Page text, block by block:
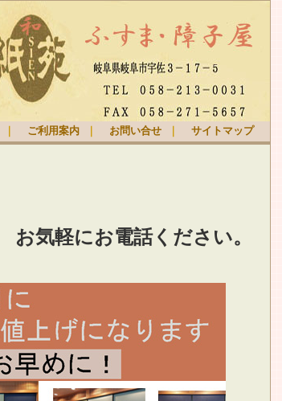
ご利用案内 お問い合せ サイトマップ
お気軽にお電話ください。